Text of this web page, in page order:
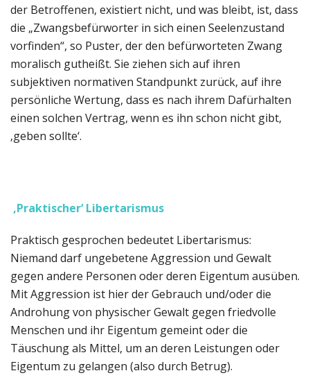
der Betroffenen, existiert nicht, und was bleibt, ist, dass
die „Zwangsbefürworter in sich einen Seelenzustand
vorfinden“, so Puster, der den befürworteten Zwang
moralisch gutheißt. Sie ziehen sich auf ihren
subjektiven normativen Standpunkt zurück, auf ihre
persönliche Wertung, dass es nach ihrem Dafürhalten
einen solchen Vertrag, wenn es ihn schon nicht gibt,
‚geben sollte‘.
‚Praktischer‘ Libertarismus
Praktisch gesprochen bedeutet Libertarismus:
Niemand darf ungebetene Aggression und Gewalt
gegen andere Personen oder deren Eigentum ausüben.
Mit Aggression ist hier der Gebrauch und/oder die
Androhung von physischer Gewalt gegen friedvolle
Menschen und ihr Eigentum gemeint oder die
Täuschung als Mittel, um an deren Leistungen oder
Eigentum zu gelangen (also durch Betrug).